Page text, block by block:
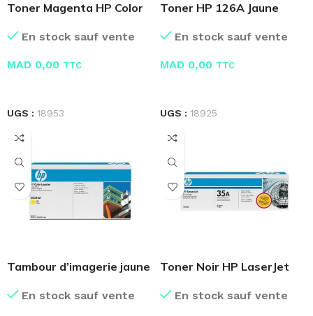
Toner Magenta HP Color
En stock sauf vente
MAD 0,00 TTC
UGS : 18953
Toner HP 126A Jaune
En stock sauf vente
MAD 0,00 TTC
UGS : 18925
Tambour d’imagerie jaune
En stock sauf vente
Toner Noir HP LaserJet
En stock sauf vente